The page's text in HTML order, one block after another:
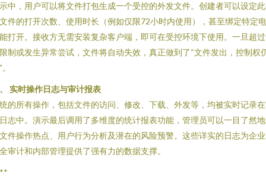
中，用户可以将文件打包生成一个受控的外发文件。创建者可以设定
件的打开次数、使用时长（例如仅限72小时内使用），甚至绑定特定
打开。接收方无需安装复杂客户端，即可在受控环境下使用。一旦超
制或发生异常尝试，文件将自动失效，真正做到了“文件发出，控制权
实时操作日志与审计报表
的所有操作，包括文件的访问、修改、下载、外发等，均被实时记录
志中。演示最后调用了多维度的统计报表功能，管理员可以一目了然
件操作热点、用户行为分析及潜在的风险预警。这些详实的日志为企
审计和内部管理提供了强有力的数据支撑。